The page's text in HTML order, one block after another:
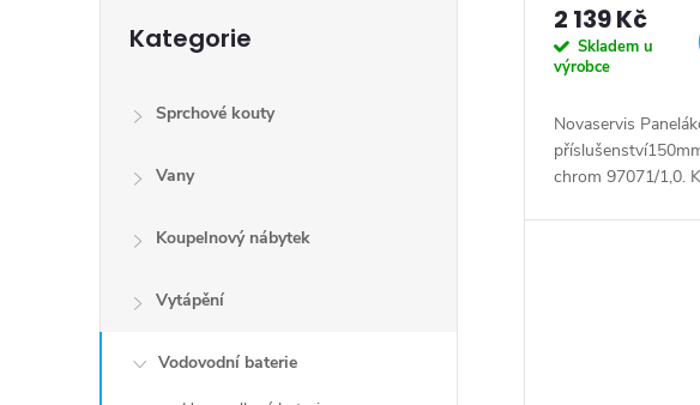
kategorie
Kategorie
Sprchové kouty
Vany
Koupelnový nábytek
Vytápění
Vodovodní baterie
97071/1,0
2 139 Kč
Skladem u
výrobce
Novaservis
chrom 97071/1,0.
keramická kartuše